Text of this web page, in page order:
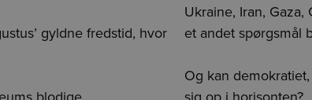
gyldne fredstid, hvor
Ukraine, Iran,
et andet spørgsmål
Og kan